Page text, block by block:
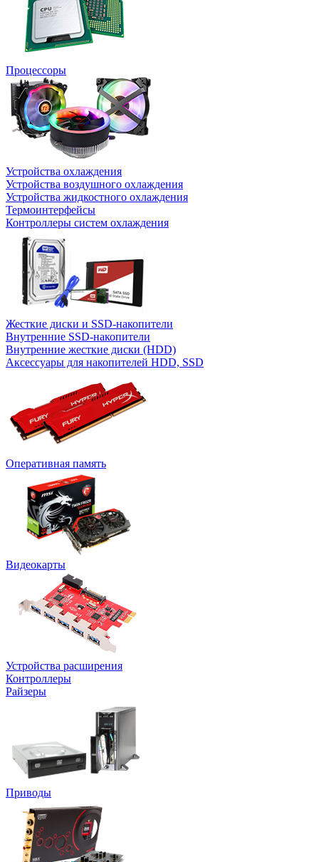
Процессоры
Устройства охлаждения
Устройства воздушного охлаждения
Устройства жидкостного охлаждения
Термоинтерфейсы
Контроллеры систем охлаждения
Жесткие диски и SSD-накопители
Внутренние SSD-накопители
Внутренние жесткие диски (HDD)
Аксессуары для накопителей HDD, SSD
Оперативная память
Видеокарты
Устройства расширения
Контроллеры
Райзеры
Приводы